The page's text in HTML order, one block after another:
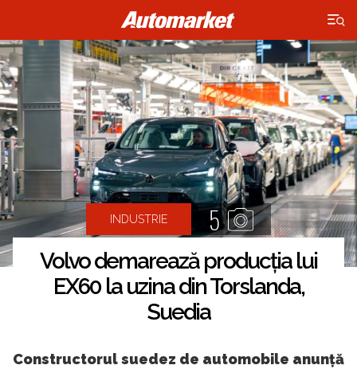
×
INDUSTRIE 5
Volvo demarează producția lui
EX60 la uzina din Torslanda,
Suedia
Constructorul suedez de automobile anunță